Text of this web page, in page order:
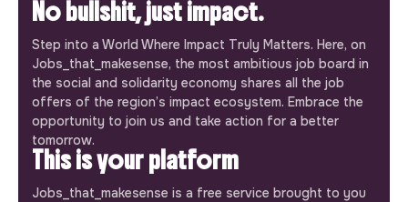
No bullshit, just impact.
Step into a World Where Impact Truly Matters. Here, on
Jobs_that_makesense, the most ambitious job board in
the social and solidarity economy shares all the job
offers of the region’s impact ecosystem. Embrace the
opportunity to join us and take action for a better
tomorrow.
This is your platform
Jobs_that_makesense is a free service brought to you